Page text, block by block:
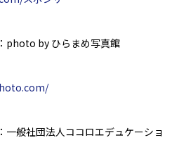
photo by ひらまめ写真館
一般社団法人ココロエデュケーショ